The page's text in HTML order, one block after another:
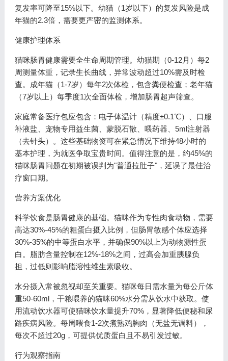
复发率可降至15%以下。幼猫（1岁以下）的复发风险是成
年猫的2.3倍，需要更严密的监测体系。
健康护理体系
猫咪肠胃健康需要全生命周期管理。幼猫期（0-12月）每2
周测量体重，记录生长曲线，异常波动超过10%需及时检
查。成年猫（1-7岁）每年2次体检，包含粪便检查；老年猫
（7岁以上）每季度1次全面体检，增加肠胃超声筛查。
家庭常备医疗包应包含：电子体温计（精度±0.1℃）、口服
补液盐、宠物专用益生菌、蒙脱石散、喂药器、5ml注射器
（去针头）。这些基础物资可在紧急情况下维持48小时的
基本护理，为就医争取宝贵时间。值得注意的是，约45%的
猫咪肠胃问题在初期被误判为"普通拉肚子"，延误了最佳治
疗窗口期。
营养方案优化
科学饮食是肠胃健康的基础。猫咪作为专性肉食动物，需要
高达30%-45%的粗蛋白摄入比例，但肠胃敏感个体应选择
30%-35%的中等蛋白水平，并确保90%以上为动物源性蛋
白。脂肪含量控制在12%-18%之间，过高会加重胰腺负
担，过低则影响脂溶性维生素吸收。
水分摄入常被忽视却至关重要。猫咪每日需水量为每公斤体
重50-60ml，干粮喂养的猫咪60%水分需从饮水中获取。使
用流动饮水器可使猫咪饮水量提升70%，显著降低便秘和尿
路疾病风险。每周喂食1-2次煮熟鸡胸肉（无盐无调料），
每次不超过20g，可提供优质蛋白且不易引发过敏。
行为观察指南